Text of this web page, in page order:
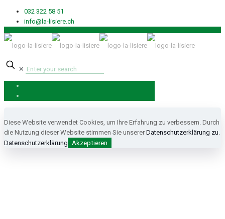
032 322 58 51
info@la-lisiere.ch
✕
Diese Website verwendet Cookies, um Ihre Erfahrung zu verbessern. Durch
die Nutzung dieser Website stimmen Sie unserer Datenschutzerklärung zu.
Datenschutzerklärung Akzeptieren